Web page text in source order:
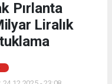
Pırlanta
Liralık